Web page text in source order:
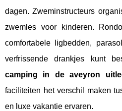
dagen. Zweminstructeurs
zwemles voor kinderen.
comfortabele ligbedden,
verfrissende drankjes kunt
camping in de aveyron
faciliteiten het verschil maken
en luxe vakantie ervaren.